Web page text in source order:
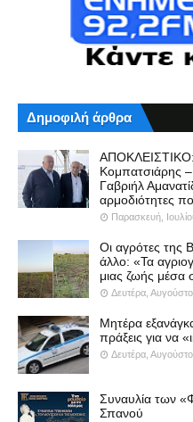
Δημοφιλή άρθρα
ΑΠΟΚΛΕΙΣΤΙΚΟ:
Κομπατσιάρης –
Γαβριήλ
αρμοδιότητες
Παρασκευή,
Οι αγρότες της
άλλο: «Τα
μιας ζωής μέσα
Δευτέρα,
Μητέρα
πράξεις για να
Δευτέρα,
Συναυλία των
Σπανού